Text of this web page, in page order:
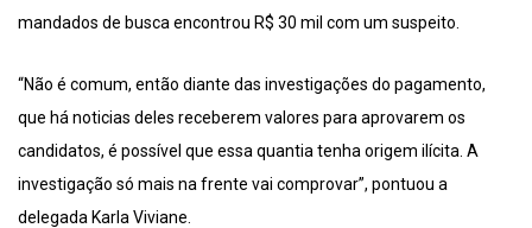
mandados de busca encontrou R$ 30 mil com um suspeito.
“Não é comum, então diante das investigações do pagamento,
que há noticias deles receberem valores para aprovarem os
candidatos, é possível que essa quantia tenha origem ilícita. A
investigação só mais na frente vai comprovar”, pontuou a
delegada Karla Viviane.